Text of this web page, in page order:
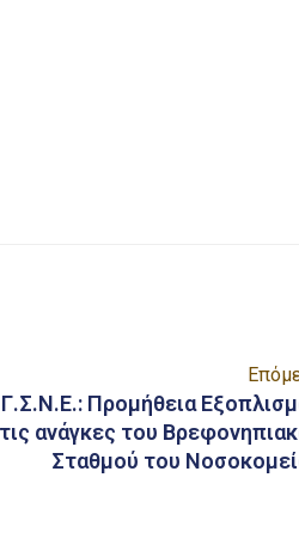
Προμήθεια
ανάγκες του
Σταθμού του